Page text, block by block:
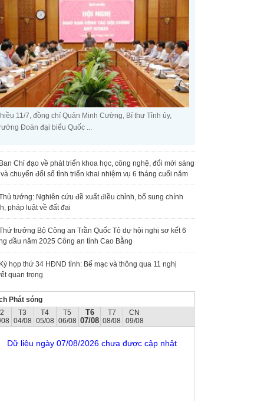
11/7, đồng chí Quản Minh Cường, Bí thư Tỉnh ủy,
Đoàn đại biểu Quốc ...
Chỉ đạo về phát triển khoa học, công nghệ, đổi mới sáng
chuyển đổi số tỉnh triển khai nhiệm vụ 6 tháng cuối năm
tướng: Nghiên cứu đề xuất điều chỉnh, bổ sung chính
pháp luật về đất đai
trưởng Bộ Công an Trần Quốc Tỏ dự hội nghị sơ kết 6
đầu năm 2025 Công an tỉnh Cao Bằng
họp thứ 34 HĐND tỉnh: Bế mạc và thông qua 11 nghị
quan trọng
Phát sóng
T3
04/08
T4
05/08
T5
06/08
T6
07/08
T7
08/08
CN
09/08
Dữ liệu ngày 07/08/2026 chưa được cập nhật